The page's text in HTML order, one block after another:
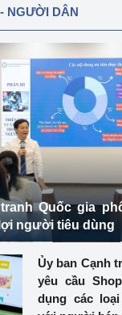
NGƯỜI DÂN
Quốc gia
người tiêu dùng
Ủy ban Cạnh
yêu cầu
dụng các